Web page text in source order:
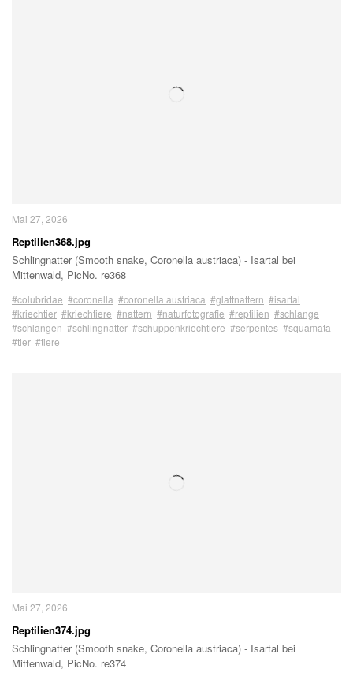
Mai 27, 2026
Reptilien368.jpg
Schlingnatter (Smooth snake, Coronella austriaca) - Isartal bei
Mittenwald, PicNo. re368
#colubridae #coronella #coronella austriaca #glattnattern #isartal
#kriechtier #kriechtiere #nattern #naturfotografie #reptilien #schlange
#schlangen #schlingnatter #schuppenkriechtiere #serpentes #squamata
#tier #tiere
Mai 27, 2026
Reptilien374.jpg
Schlingnatter (Smooth snake, Coronella austriaca) - Isartal bei
Mittenwald, PicNo. re374